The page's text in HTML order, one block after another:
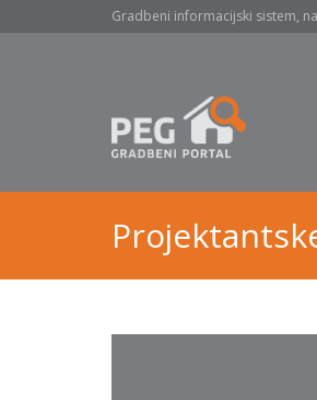
Gradbeni informacijski sistem,